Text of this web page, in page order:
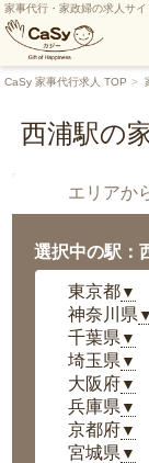
家事代行・家政婦の求人サイ
CaSy 家事代行求人 TOP
西浦駅の
エリアか
選択中の駅：
東京都▼
神奈川県 ▼
千葉県 ▼
埼玉県 ▼
大阪府▼
兵庫県 ▼
京都府▼
宮城県 ▼